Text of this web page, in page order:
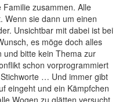
zusammen. Alle
Wenn sie dann um einen
Unsichtbar mit dabei ist bei
es möge doch alles
und bitte kein Thema zur
schon vorprogrammiert
… Und immer gibt
eingeht und ein Kämpfchen
Wogen zu glätten versucht.